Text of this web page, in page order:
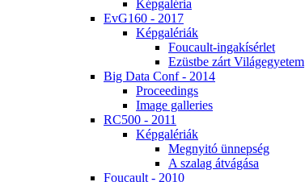
Kép­ga­lé­ria
EvG160 - 2017
Kép­ga­lé­ri­ák
Fo­u­ca­ult-in­ga­kí­sér­let
Ezüst­be zárt Vi­lág­egye­tem
Big Da­ta Conf - 2014
Pro­ce­e­dings
Image gal­le­ri­es
RC500 - 2011
Kép­ga­lé­ri­ák
Meg­nyi­tó ün­nep­ség
A sza­lag át­vá­gá­sa
Fo­u­ca­ult - 2010